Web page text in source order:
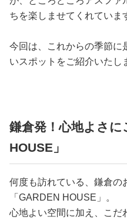
ちを楽しませてくれていま
今回は、これからの季節に
いスポットをご紹介いたし
鎌倉発！心地よさ
HOUSE」
何度も訪れている、鎌倉の
「GARDEN HOUSE」。
心地よい空間に加え、こだ